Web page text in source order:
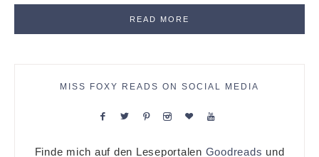
READ MORE
MISS FOXY READS ON SOCIAL MEDIA
Finde mich auf den Leseportalen Goodreads und